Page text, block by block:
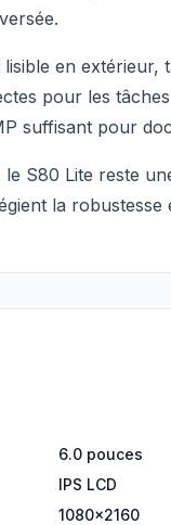
en extérieur,
pour les
suffisant pour
S80 Lite reste
la
6.0 pouces
IPS LCD
1080x2160